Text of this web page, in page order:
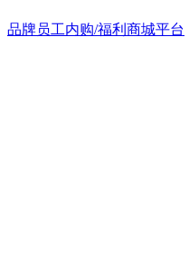
品牌员工内购/福利商城平台